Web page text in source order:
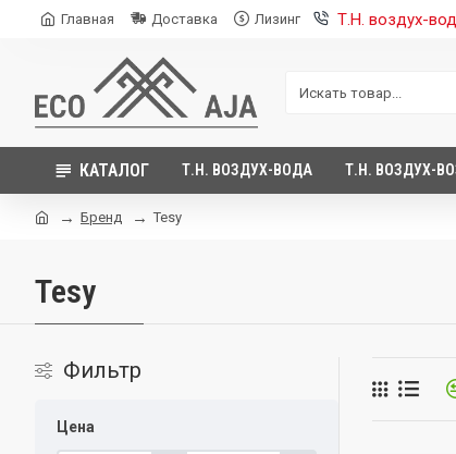
Главная Доставка Лизинг Т.Н. воздух-
КАТАЛОГ Т.Н. ВОЗДУХ-ВОДА Т.Н. ВОЗДУХ-
Бренд Tesy
Tesy
Фильтр
Цена